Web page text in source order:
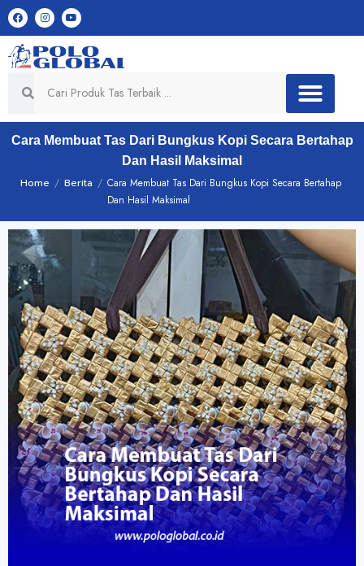
Cara Membuat Tas Dari Bungkus Kopi Secara Bertahap
Dan Hasil Maksimal
Home / Berita / Cara Membuat Tas Dari Bungkus Kopi Secara Bertahap
Dan Hasil Maksimal